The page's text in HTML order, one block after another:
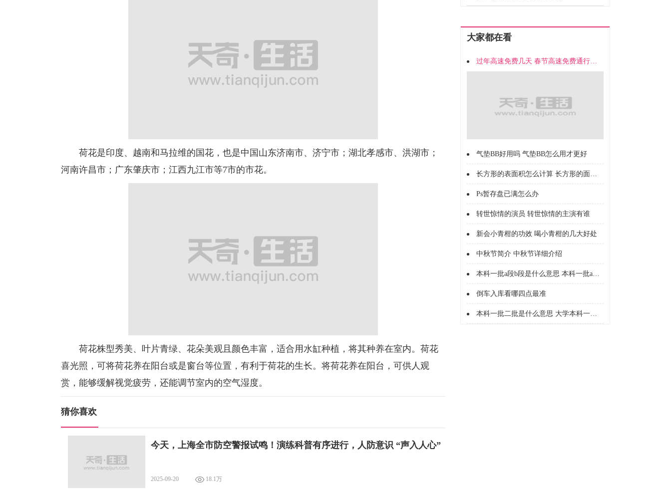
荷花是印度、越南和马拉维的国花，也是中国山东济南市、济宁市；湖北孝感市、洪湖市；
河南许昌市；广东肇庆市；江西九江市等7市的市花。
荷花株型秀美、叶片青绿、花朵美观且颜色丰富，适合用水缸种植，将其种养在室内。荷花
喜光照，可将荷花养在阳台或是窗台等位置，有利于荷花的生长。将荷花养在阳台，可供人观
赏，能够缓解视觉疲劳，还能调节室内的空气湿度。
猜你喜欢
今天，上海全市防空警报试鸣！演练科普有序进行，人防意识 “声入人心”
2025-09-20 18.1万
大家都在看
过年高速免费几天 春节高速免费通行时间
气垫BB好用吗 气垫BB怎么用才更好
长方形的表面积怎么计算 长方形的面积怎么计算的
Ps暂存盘已满怎么办
转世惊情的演员 转世惊情的主演有谁
新会小青柑的功效 喝小青柑的几大好处
中秋节简介 中秋节详细介绍
本科一批a段b段是什么意思 本科一批a段b段什么意思
倒车入库看哪四点最准
本科一批二批是什么意思 大学本科一批二批是什么意思